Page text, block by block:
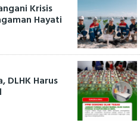
Krisis
Hayati
DLHK Harus